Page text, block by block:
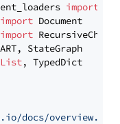
import
import
import
List, TypedDict
docs/overview.md"